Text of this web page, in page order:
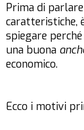
Prima di
caratteristiche,
spiegare
una buona
economico.
Ecco i motivi